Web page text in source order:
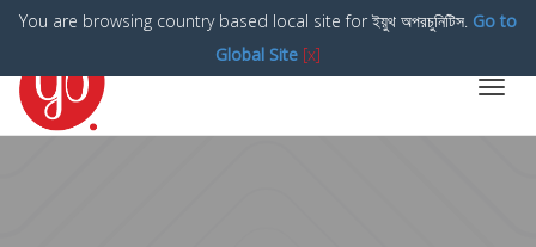
You are browsing country based local site for ইয়ুথ অপরচুনিটিস. Go to
Global Site [x]